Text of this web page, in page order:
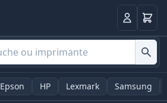
Panier
Epson HP Lexmark Samsung